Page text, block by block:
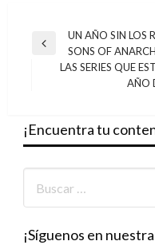
Navegación
Entrada
anterior
UN AÑO SIN LOS
SONS OF
LAS SERIES QUE
AÑO
¡Encuentra tu
¡Síguenos en